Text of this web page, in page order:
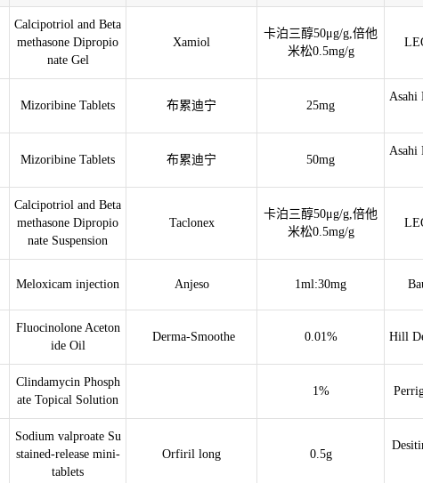
Calcipotriol and Beta
methasone Dipropio
nate Gel
Xamiol
卡泊三醇50μg/g,倍他
米松0.5mg/g
Mizoribine Tablets 布累迪宁 25mg
Asahi
Mizoribine Tablets 布累迪宁 50mg
Asahi
Calcipotriol and Beta
methasone Dipropio
nate Suspension
Taclonex
卡泊三醇50μg/g,倍他
米松0.5mg/g
Meloxicam injection Anjeso 1ml:30mg
Fluocinolone Aceton
ide Oil
Derma-Smoothe 0.01% Hill
Clindamycin Phosph
ate Topical Solution
1%
Sodium valproate Su
stained-release mini-
tablets
Orfiril long 0.5g